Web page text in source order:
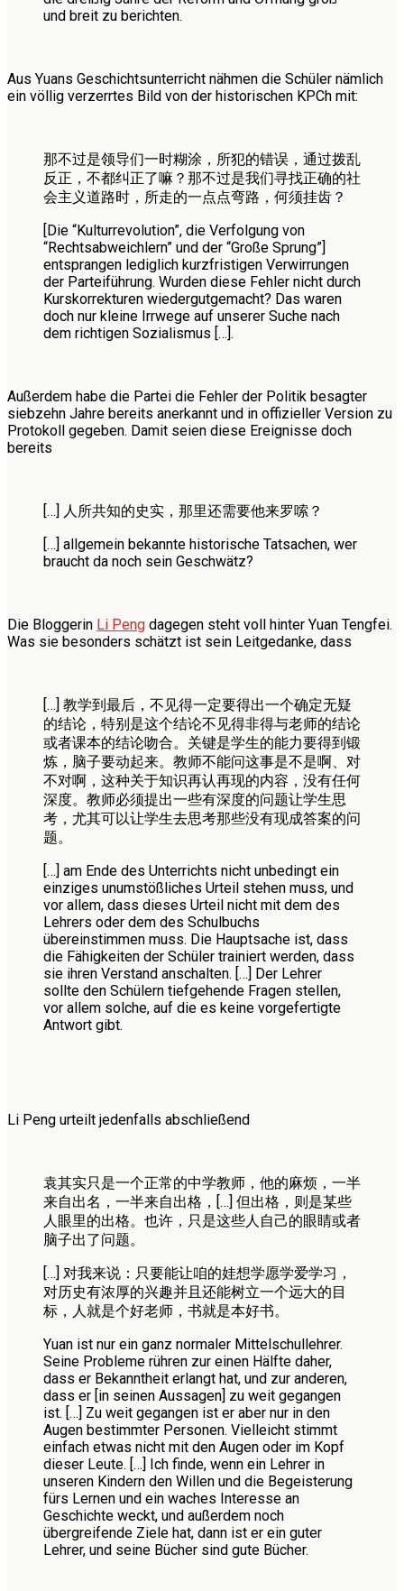
und breit zu berichten.
Aus Yuans Geschichtsunterricht nähmen die Schüler nämlich
ein völlig verzerrtes Bild von der historischen KPCh mit:
那不过是领导们一时糊涂，所犯的错误，通过拨乱
反正，不都纠正了嘛？那不过是我们寻找正确的社
会主义道路时，所走的一点点弯路，何须挂齿？
[Die “Kulturrevolution”, die Verfolgung von
“Rechtsabweichlern” und der “Große Sprung”]
entsprangen lediglich kurzfristigen Verwirrungen
der Parteiführung. Wurden diese Fehler nicht durch
Kurskorrekturen wiedergutgemacht? Das waren
doch nur kleine Irrwege auf unserer Suche nach
dem richtigen Sozialismus […].
Außerdem habe die Partei die Fehler der Politik besagter
siebzehn Jahre bereits anerkannt und in offizieller Version zu
Protokoll gegeben. Damit seien diese Ereignisse doch
bereits
[…] 人所共知的史实，那里还需要他来罗嗦？
[…] allgemein bekannte historische Tatsachen, wer
braucht da noch sein Geschwätz?
Die Bloggerin Li Peng dagegen steht voll hinter Yuan Tengfei.
Was sie besonders schätzt ist sein Leitgedanke, dass
[…] 教学到最后，不见得一定要得出一个确定无疑
的结论，特别是这个结论不见得非得与老师的结论
或者课本的结论吻合。关键是学生的能力要得到锻
炼，脑子要动起来。教师不能问这事是不是啊、对
不对啊，这种关于知识再认再现的内容，没有任何
深度。教师必须提出一些有深度的问题让学生思
考，尤其可以让学生去思考那些没有现成答案的问
题。
[…] am Ende des Unterrichts nicht unbedingt ein
einziges unumstößliches Urteil stehen muss, und
vor allem, dass dieses Urteil nicht mit dem des
Lehrers oder dem des Schulbuchs
übereinstimmen muss. Die Hauptsache ist, dass
die Fähigkeiten der Schüler trainiert werden, dass
sie ihren Verstand anschalten. […] Der Lehrer
sollte den Schülern tiefgehende Fragen stellen,
vor allem solche, auf die es keine vorgefertigte
Antwort gibt.
Li Peng urteilt jedenfalls abschließend
袁其实只是一个正常的中学教师，他的麻烦，一半
来自出名，一半来自出格，[…] 但出格，则是某些
人眼里的出格。也许，只是这些人自己的眼睛或者
脑子出了问题。
[…] 对我来说：只要能让咱的娃想学愿学爱学习，
对历史有浓厚的兴趣并且还能树立一个远大的目
标，人就是个好老师，书就是本好书。
Yuan ist nur ein ganz normaler Mittelschullehrer.
Seine Probleme rühren zur einen Hälfte daher,
dass er Bekanntheit erlangt hat, und zur anderen,
dass er [in seinen Aussagen] zu weit gegangen
ist. […] Zu weit gegangen ist er aber nur in den
Augen bestimmter Personen. Vielleicht stimmt
einfach etwas nicht mit den Augen oder im Kopf
dieser Leute. […] Ich finde, wenn ein Lehrer in
unseren Kindern den Willen und die Begeisterung
fürs Lernen und ein waches Interesse an
Geschichte weckt, und außerdem noch
übergreifende Ziele hat, dann ist er ein guter
Lehrer, und seine Bücher sind gute Bücher.